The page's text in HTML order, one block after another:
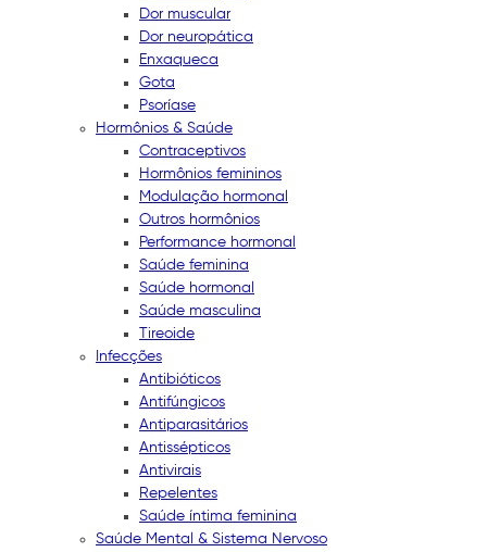
Dor muscular
Dor neuropática
Enxaqueca
Gota
Psoríase
Hormônios & Saúde
Contraceptivos
Hormônios femininos
Modulação hormonal
Outros hormônios
Performance hormonal
Saúde feminina
Saúde hormonal
Saúde masculina
Tireoide
Infecções
Antibióticos
Antifúngicos
Antiparasitários
Antissépticos
Antivirais
Repelentes
Saúde íntima feminina
Saúde Mental & Sistema Nervoso